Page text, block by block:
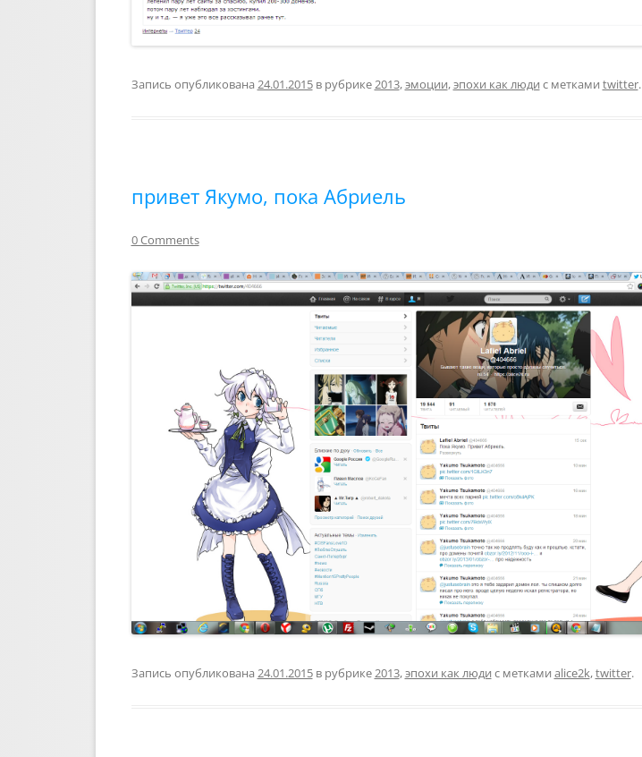
Запись опубликована 24.01.2015в рубрике2013,эмоции,эпохи как люди с метками twitter.
привет Якумо, пока Абриель
0 Comments
Запись опубликована 24.01.2015в рубрике2013,эпохи как люди с метками alice2k,twitter.